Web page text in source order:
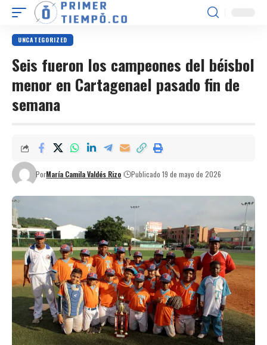
UNCATEGORIZED
Seis fueron los campeones del béisbol
menor en Cartagenael pasado fin de
semana
PorMaría Camila Valdés Rizo Publicado 19 de mayo de 2026